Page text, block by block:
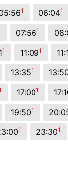
05:561 06:041
07:561
1 11:091
13:351 13:50
17:001
19:501
1 23:301